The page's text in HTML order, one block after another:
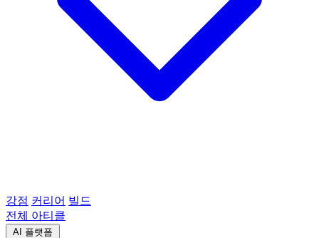
강점 커리어 빌드
전체 아티클
AI 플랫폼